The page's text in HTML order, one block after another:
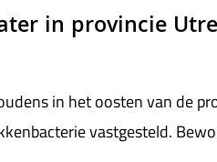
in provincie
in het oosten van de
vastgesteld.